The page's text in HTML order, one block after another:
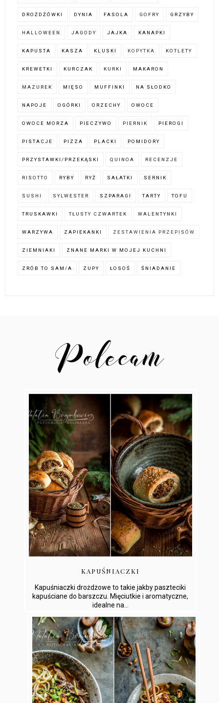
DROŻDŻÓWKI DYNIA FASOLA GOFRY GRZYBY
HALLOWEEN JAGODY JAJKA KANAPKI
KAPUSTA KASZA KLUSKI KOPYTKA KOTLETY
KREWETKI KURCZAK KURKI MAKARON
MAZUREK MIĘSO MUFFINKI NA SŁODKO
NAPOJE OGÓRKI ORZECHY OWOCE
OWOCE MORZA PIECZYWO PIERNIK PIEROGI
PISTACJE PIZZA PLACKI POMIDORY
PRZYSTAWKI/PRZEKĄSKI QUINOA RECENZJE
RISOTTO RYBY RYŻ SAŁATKI SERNIK
SUSHI SYLWESTER SZPARAGI TARTY TOFU
TRUSKAWKI TŁUSTY CZWARTEK WALENTYNKI
WARZYWA ZAPIEKANKI ZESTAWIENIA PRZEPISÓW
ZIEMNIAKI ZNANE MARKI W MOJEJ KUCHNI
ZRÓB TO SAM/A ZUPY ŁOSOŚ ŚNIADANIE
KAPUŚNIACZKI
Kapuśniaczki drożdżowe to takie jakby paszteciki
kapuściane do barszczu. Mięciutkie i aromatyczne,
idealne na...